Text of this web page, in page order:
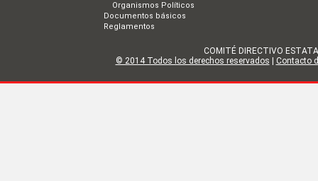
Organismos Políticos
Documentos básicos
Reglamentos
COMITÉ DIRECTIVO
© 2014 Todos los derechos reservados
Contacto